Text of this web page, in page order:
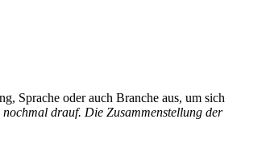
Sprache oder auch Branche aus, um sich
drauf. Die Zusammenstellung der